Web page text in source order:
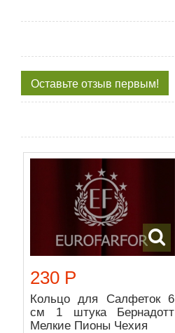
Оставьте отзыв первым!
230 Р
Кольцо для Салфеток 6
см 1 штука Бернадотт
Мелкие Пионы Чехия